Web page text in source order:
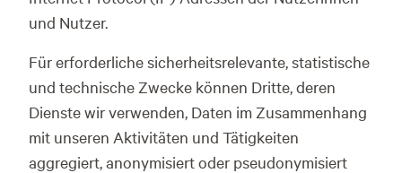
und Nutzer.
Für erforderliche sicherheitsrelevante, statistische
und technische Zwecke können Dritte, deren
Dienste wir verwenden, Daten im Zusammenhang
mit unseren Aktivitäten und Tätigkeiten
aggregiert, anonymisiert oder pseudonymisiert